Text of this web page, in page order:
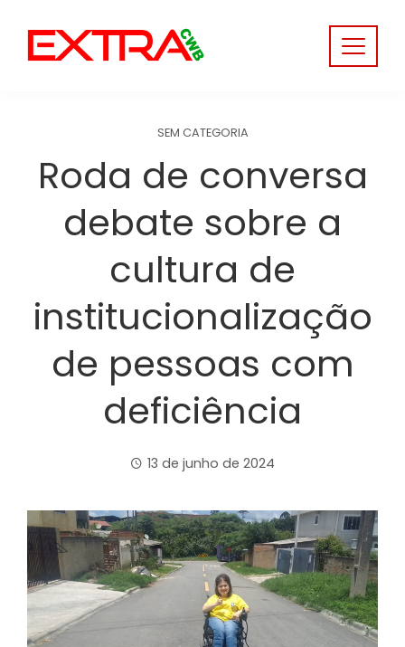
content
SEM CATEGORIA
Roda de conversa
debate sobre a
cultura de
institucionalização
de pessoas com
deficiência
13 de junho de 2024